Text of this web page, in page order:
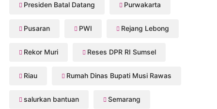
Presiden Batal Datang Purwakarta
Pusaran PWI Rejang Lebong
Rekor Muri Reses DPR RI Sumsel
Riau Rumah Dinas Bupati Musi Rawas
salurkan bantuan Semarang